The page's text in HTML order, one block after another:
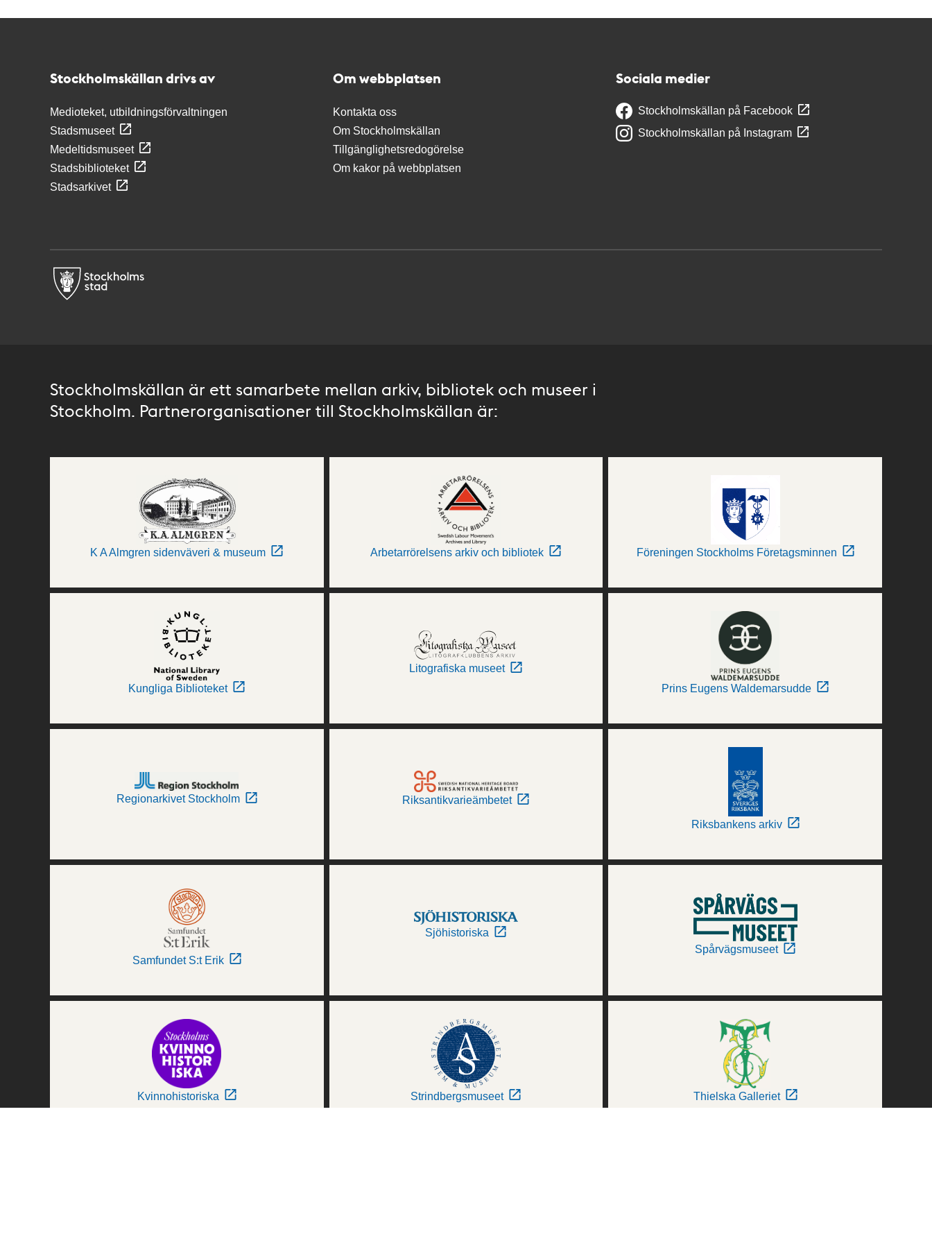
Stockholmskällan drivs av
Medioteket, utbildningsförvaltningen
Stadsmuseet
Medeltidsmuseet
Stadsbiblioteket
Stadsarkivet
Om webbplatsen
Kontakta oss
Om Stockholmskällan
Tillgänglighetsredogörelse
Om kakor på webbplatsen
Sociala medier
Stockholmskällan på Facebook
Stockholmskällan på Instagram
Stockholmskällan är ett samarbete mellan arkiv, bibliotek och museer i
Stockholm. Partnerorganisationer till Stockholmskällan är:
K A Almgren sidenväveri & museum Arbetarrörelsens arkiv och bibliotek Föreningen Stockholms Företagsminnen
Kungliga Biblioteket
Litografiska museet
Prins Eugens Waldemarsudde
Regionarkivet Stockholm Riksantikvarieämbetet
Riksbankens arkiv
Samfundet S:t Erik
Sjöhistoriska
Spårvägsmuseet
Kvinnohistoriska Strindbergsmuseet Thielska Galleriet